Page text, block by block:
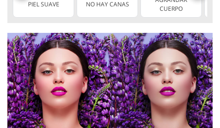
PIEL SUAVE NO HAY CANAS
CUERPO